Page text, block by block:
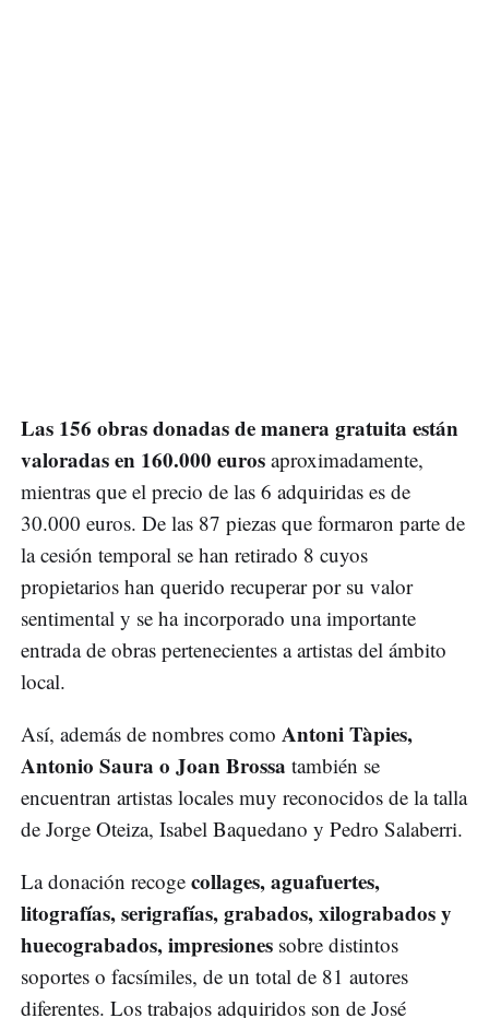
Las 156 obras donadas de manera gratuita están
valoradas en 160.000 euros aproximadamente,
mientras que el precio de las 6 adquiridas es de
30.000 euros. De las 87 piezas que formaron parte de
la cesión temporal se han retirado 8 cuyos
propietarios han querido recuperar por su valor
sentimental y se ha incorporado una importante
entrada de obras pertenecientes a artistas del ámbito
local.
Así, además de nombres como Antoni Tàpies,
Antonio Saura o Joan Brossa también se
encuentran artistas locales muy reconocidos de la talla
de Jorge Oteiza, Isabel Baquedano y Pedro Salaberri.
La donación recoge collages, aguafuertes,
litografías, serigrafías, grabados, xilograbados y
huecograbados, impresiones sobre distintos
soportes o facsímiles, de un total de 81 autores
diferentes. Los trabajos adquiridos son de José